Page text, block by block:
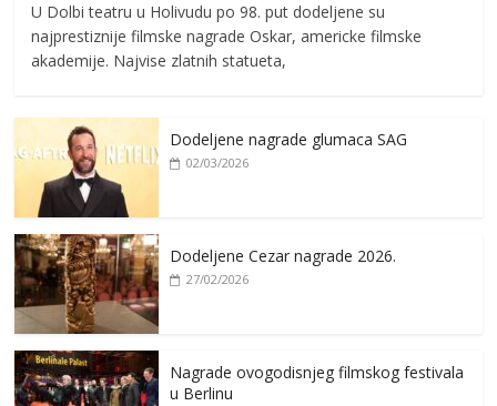
U Dolbi teatru u Holivudu po 98. put dodeljene su
najprestiznije filmske nagrade Oskar, americke filmske
akademije. Najvise zlatnih statueta,
Dodeljene nagrade glumaca SAG
02/03/2026
Dodeljene Cezar nagrade 2026.
27/02/2026
Nagrade ovogodisnjeg filmskog festivala
u Berlinu